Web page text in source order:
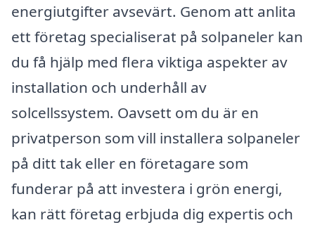
energiutgifter avsevärt. Genom att anlita
ett företag specialiserat på solpaneler kan
du få hjälp med flera viktiga aspekter av
installation och underhåll av
solcellssystem. Oavsett om du är en
privatperson som vill installera solpaneler
på ditt tak eller en företagare som
funderar på att investera i grön energi,
kan rätt företag erbjuda dig expertis och